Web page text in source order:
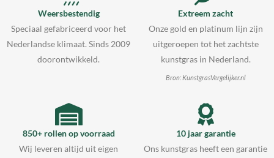
Weersbestendig
Speciaal gefabriceerd voor het
Nederlandse klimaat. Sinds 2009
doorontwikkeld.
Extreem zacht
Onze gold en platinum lijn zijn
uitgeroepen tot het zachtste
kunstgras in Nederland.
Bron: KunstgrasVergelijker.nl
850+ rollen op voorraad
Wij leveren altijd uit eigen
10 jaar garantie
Ons kunstgras heeft een garantie